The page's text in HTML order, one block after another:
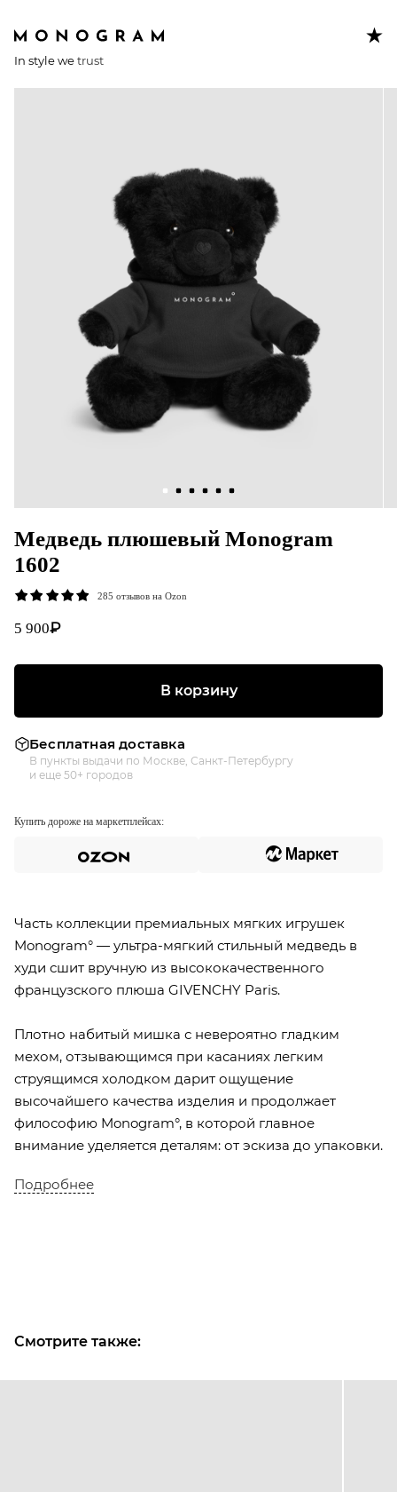
In style wetrust
Медведь плюшевый Monogram
1602
285 отзывов на Ozon
5 900₽
В корзину
Бесплатная доставка
В пункты выдачи по Москве, Санкт-Петербургу
и еще 50+ городов
Купить дороже на маркетплейсах:
Часть коллекции премиальных мягких игрушек
Monogram° — ультра-мягкий стильный медведь в
худи сшит вручную из высококачественного
французского плюша GIVENCHY Paris.
Плотно набитый мишка с невероятно гладким
мехом, отзывающимся при касаниях легким
струящимся холодком дарит ощущение
высочайшего качества изделия и продолжает
философию Monogram°, в которой главное
внимание уделяется деталям: от эскиза до упаковки.
Подробнее
Смотрите также: